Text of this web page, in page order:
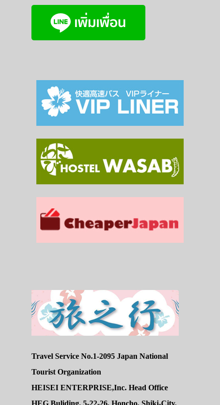
Travel Service No.1-2095 Japan National
Tourist Organization
HEISEI ENTERPRISE,Inc. Head Office
HEG Buliding, 5-22-26, Honcho, Shiki-City,